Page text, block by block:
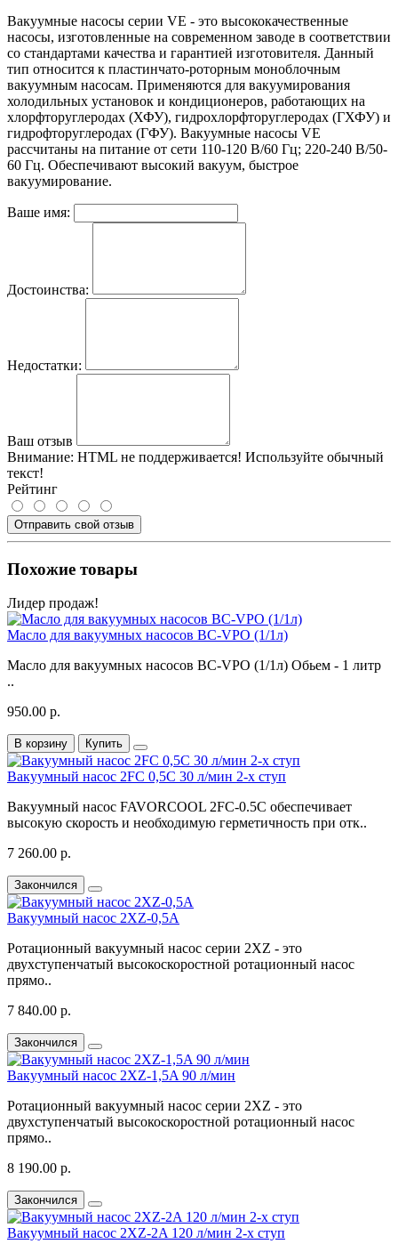
Вакуумные насосы серии VE - это высококачественные
насосы, изготовленные на современном заводе в соответствии
со стандартами качества и гарантией изготовителя. Данный
тип относится к пластинчато-роторным моноблочным
вакуумным насосам. Применяются для вакуумирования
холодильных установок и кондиционеров, работающих на
хлорфторуглеродах (ХФУ), гидрохлорфторуглеродах (ГХФУ) и
гидрофторуглеродах (ГФУ). Вакуумные насосы VE
рассчитаны на питание от сети 110-120 В/60 Гц; 220-240 В/50-
60 Гц. Обеспечивают высокий вакуум, быстрое
вакуумирование.
Ваше имя:
Достоинства:
Недостатки:
Ваш отзыв
Внимание: HTML не поддерживается! Используйте обычный
текст!
Рейтинг
Отправить свой отзыв
Похожие товары
Лидер продаж!
Масло для вакуумных насосов BC-VPO (1/1л)
Масло для вакуумных насосов BC-VPO (1/1л) Обьем - 1 литр
..
950.00 р.
В корзину Купить
Вакуумный насос 2FC 0,5C 30 л/мин 2-х ступ
Вакуумный насос FAVORCOOL 2FC-0.5C обеспечивает
высокую скорость и необходимую герметичность при отк..
7 260.00 р.
Закончился
Вакуумный насос 2XZ-0,5A
Ротационный вакуумный насос серии 2XZ - это
двухступенчатый высокоскоростной ротационный насос
прямо..
7 840.00 р.
Закончился
Вакуумный насос 2XZ-1,5A 90 л/мин
Ротационный вакуумный насос серии 2XZ - это
двухступенчатый высокоскоростной ротационный насос
прямо..
8 190.00 р.
Закончился
Вакуумный насос 2XZ-2A 120 л/мин 2-х ступ